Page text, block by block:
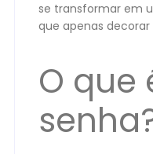
se transformar em
que apenas decorar
O que